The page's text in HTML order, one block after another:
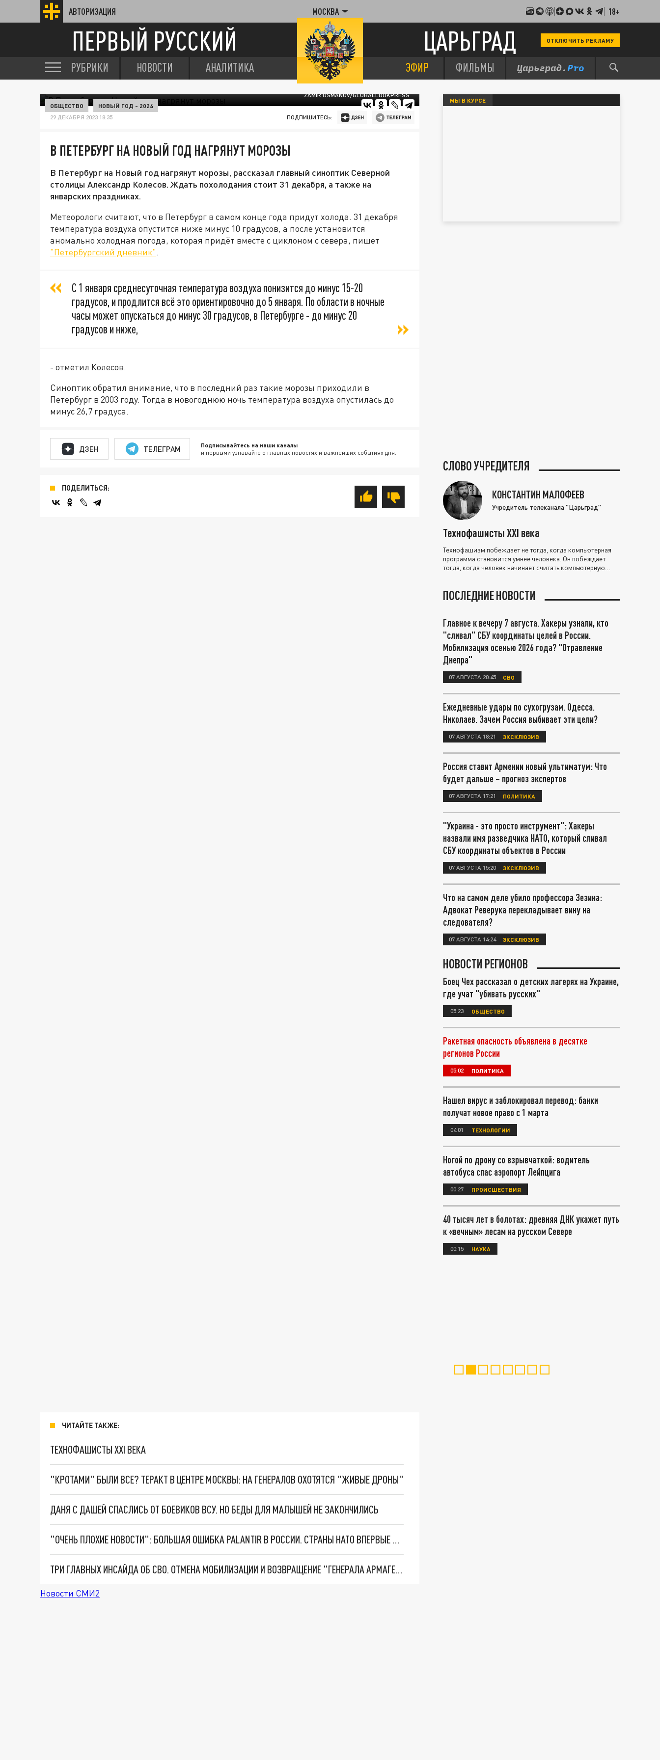
АВТОРИЗАЦИЯ МОСКВА 18+
ПЕРВЫЙ РУССКИЙ ЦАРЬГРАД ОТКЛЮЧИТЬ РЕКЛАМУ
РУБРИКИ НОВОСТИ АНАЛИТИКА ЭФИР ФИЛЬМЫ
ZAMIR USMANOV/GLOBALLOOKPRESS
ОБЩЕСТВО НОВЫЙ ГОД - 2024
29 ДЕКАБРЯ 2023 18:35 ПОДПИШИТЕСЬ:
В ПЕТЕРБУРГ НА НОВЫЙ ГОД НАГРЯНУТ МОРОЗЫ
В Петербург на Новый год нагрянут морозы, рассказал главный синоптик Северной
столицы Александр Колесов. Ждать похолодания стоит 31 декабря, а также на
январских праздниках.
Метеорологи считают, что в Петербург в самом конце года придут холода. 31 декабря
температура воздуха опустится ниже минус 10 градусов, а после установится
аномально холодная погода, которая придёт вместе с циклоном с севера, пишет
"Петербургский дневник".
С 1 января среднесуточная температура воздуха понизится до минус 15-20
градусов, и продлится всё это ориентировочно до 5 января. По области в ночные
часы может опускаться до минус 30 градусов, в Петербурге - до минус 20
градусов и ниже,
- отметил Колесов.
Синоптик обратил внимание, что в последний раз такие морозы приходили в
Петербург в 2003 году. Тогда в новогоднюю ночь температура воздуха опустилась до
минус 26,7 градуса.
ДЗЕН ТЕЛЕГРАМ Подписывайтесь на наши каналы
и первыми узнавайте о главных новостях и важнейших событиях дня.
ПОДЕЛИТЬСЯ:
ЧИТАЙТЕ ТАКЖЕ:
ТЕХНОФАШИСТЫ XXI ВЕКА
"КРОТАМИ" БЫЛИ ВСЕ? ТЕРАКТ В ЦЕНТРЕ МОСКВЫ: НА ГЕНЕРАЛОВ ОХОТЯТСЯ "ЖИВЫЕ ДРОНЫ"
ДАНЯ С ДАШЕЙ СПАСЛИСЬ ОТ БОЕВИКОВ ВСУ. НО БЕДЫ ДЛЯ МАЛЫШЕЙ НЕ ЗАКОНЧИЛИСЬ
"ОЧЕНЬ ПЛОХИЕ НОВОСТИ": БОЛЬШАЯ ОШИБКА PALANTIR В РОССИИ. СТРАНЫ НАТО ВПЕРВЫЕ ЗА СВО ОСТАНОВИЛИ ПОСТАВКИ ОРУЖИЯ. ВСУ ТЕРЯЮТ ПРИГРАНИЧЬЕ?
ТРИ ГЛАВНЫХ ИНСАЙДА ОБ СВО. ОТМЕНА МОБИЛИЗАЦИИ И ВОЗВРАЩЕНИЕ "ГЕНЕРАЛА АРМАГЕДДОНА"? ОТЛИЧНЫЕ НОВОСТИ, КОТОРЫЕ ЖДАЛИ ВСЕ
Новости СМИ2
МЫ В КУРСЕ
СЛОВО УЧРЕДИТЕЛЯ
КОНСТАНТИН МАЛОФЕЕВ
Учредитель телеканала "Царьград"
Технофашисты XXI века
Технофашизм побеждает не тогда, когда компьютерная
программа становится умнее человека. Он побеждает
тогда, когда человек начинает считать компьютерную
ПОСЛЕДНИЕ НОВОСТИ
Главное к вечеру 7 августа. Хакеры узнали, кто
"сливал" СБУ координаты целей в России.
Мобилизация осенью 2026 года? "Отравление
Днепра"
07 АВГУСТА 20:45 СВО
Ежедневные удары по сухогрузам. Одесса.
Николаев. Зачем Россия выбивает эти цели?
07 АВГУСТА 18:21 ЭКСКЛЮЗИВ
Россия ставит Армении новый ультиматум: Что
будет дальше – прогноз экспертов
07 АВГУСТА 17:21 ПОЛИТИКА
"Украина - это просто инструмент": Хакеры
назвали имя разведчика НАТО, который сливал
СБУ координаты объектов в России
07 АВГУСТА 15:20 ЭКСКЛЮЗИВ
Что на самом деле убило профессора Зезина:
Адвокат Реверука перекладывает вину на
следователя?
07 АВГУСТА 14:24 ЭКСКЛЮЗИВ
НОВОСТИ РЕГИОНОВ
Боец Чех рассказал о детских лагерях на Украине,
где учат "убивать русских"
05:23 ОБЩЕСТВО
Ракетная опасность объявлена в десятке
регионов России
05:02 ПОЛИТИКА
Нашел вирус и заблокировал перевод: банки
получат новое право с 1 марта
04:01 ТЕХНОЛОГИИ
Ногой по дрону со взрывчаткой: водитель
автобуса спас аэропорт Лейпцига
00:27 ПРОИСШЕСТВИЯ
40 тысяч лет в болотах: древняя ДНК укажет путь
к «вечным» лесам на русском Севере
00:15 НАУКА